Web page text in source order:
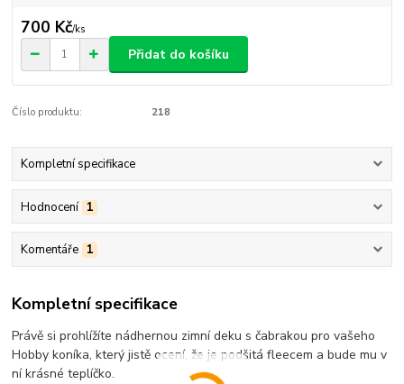
700 Kč/ks
Přidat do košíku
Číslo produktu: 218
Kompletní specifikace
Hodnocení 1
Komentáře 1
Kompletní specifikace
Právě si prohlížíte nádhernou zimní deku s čabrakou pro vašeho
Hobby koníka, který jistě ocení, že je podšitá fleecem a bude mu v
ní krásné teplíčko.